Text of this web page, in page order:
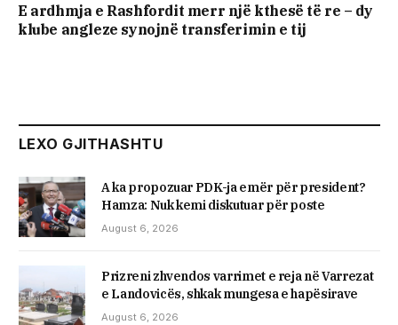
E ardhmja e Rashfordit merr një kthesë të re – dy
klube angleze synojnë transferimin e tij
LEXO GJITHASHTU
A ka propozuar PDK-ja emër për president?
Hamza: Nuk kemi diskutuar për poste
August 6, 2026
Prizreni zhvendos varrimet e reja në Varrezat
e Landovicës, shkak mungesa e hapësirave
August 6, 2026